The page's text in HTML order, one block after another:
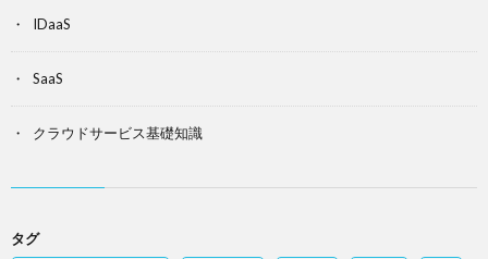
IDaaS
SaaS
クラウドサービス基礎知識
タグ